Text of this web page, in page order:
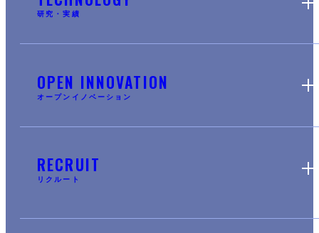
研究・実績
OPEN INNOVATION
オープンイノベーション
RECRUIT
リクルート